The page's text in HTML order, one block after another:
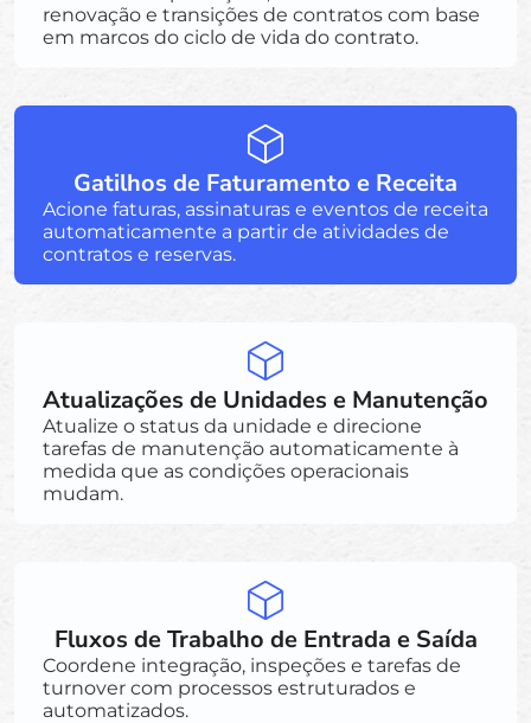
renovação e transições de contratos com base
em marcos do ciclo de vida do contrato.
Gatilhos de Faturamento e Receita
Acione faturas, assinaturas e eventos de receita
automaticamente a partir de atividades de
contratos e reservas.
Atualizações de Unidades e Manutenção
Atualize o status da unidade e direcione
tarefas de manutenção automaticamente à
medida que as condições operacionais
mudam.
Fluxos de Trabalho de Entrada e Saída
Coordene integração, inspeções e tarefas de
turnover com processos estruturados e
automatizados.